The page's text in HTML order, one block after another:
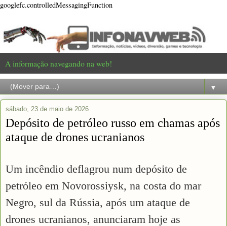
googlefc.controlledMessagingFunction
A informação navegando na web!
▼
sábado, 23 de maio de 2026
Depósito de petróleo russo em chamas após
ataque de drones ucranianos
Um incêndio deflagrou num depósito de
petróleo em Novorossiysk, na costa do mar
Negro, sul da Rússia, após um ataque de
drones ucranianos, anunciaram hoje as